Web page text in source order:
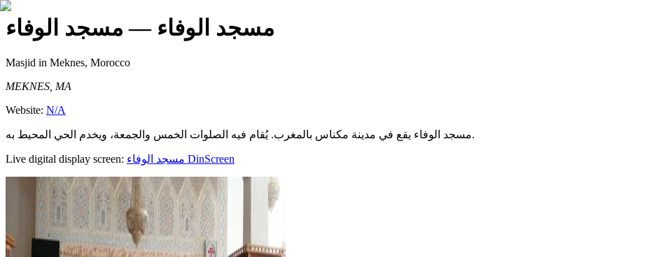
مسجد الوفاء — مسجد الوفاء
Masjid in Meknes, Morocco
MEKNES, MA
Website: N/A
مسجد الوفاء يقع في مدينة مكناس بالمغرب. يُقام فيه الصلوات الخمس والجمعة، ويخدم الحي المحيط به.
Live digital display screen: مسجد الوفاء DinScreen